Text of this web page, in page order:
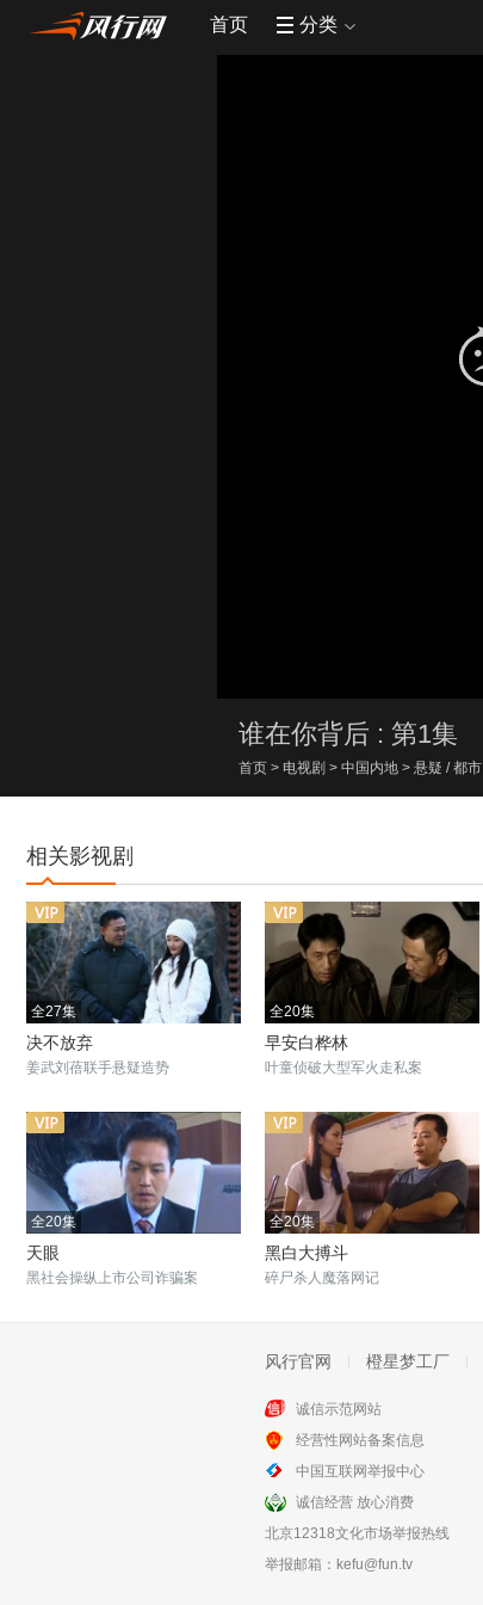
首页 分类
谁在你背后 : 第1集
首页 > 电视剧 > 中国内地 > 悬疑 / 都市
相关影视剧
全27集
决不放弃
姜武刘蓓联手悬疑造势
全20集
早安白桦林
叶童侦破大型军火走私案
全20集
天眼
黑社会操纵上市公司诈骗案
全20集
黑白大搏斗
碎尸杀人魔落网记
全20集
蓦然回首
风行官网 橙星梦工厂
诚信示范网站
经营性网站备案信息
中国互联网举报中心
诚信经营 放心消费
北京12318文化市场举报热线
举报邮箱： kefu@fun.tv